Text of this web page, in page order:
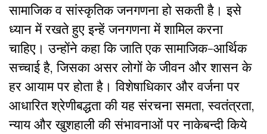
सामाजिक व सांस्कृतिक जनगणना हो सकती है। इसे
ध्यान में रखते हुए इन्हें जनगणना में शामिल करना
चाहिए। उन्होंने कहा कि जाति एक सामाजिक-आर्थिक
सच्चाई है, जिसका असर लोगों के जीवन और शासन के
हर आयाम पर होता है। विशेषाधिकार और वर्जना पर
आधारित श्रेणीबद्धता की यह संरचना समता, स्वतंत्रता,
न्याय और खुशहाली की संभावनाओं पर नाकेबन्दी किये